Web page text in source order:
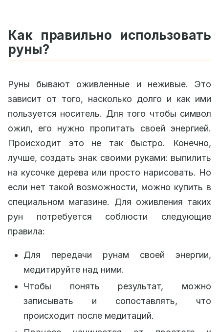
Как правильно использовать
руны?
Руны бывают оживленные и неживые. Это
зависит от того, насколько долго и как ими
пользуется носитель. Для того чтобы символ
ожил, его нужно пропитать своей энергией.
Происходит это не так быстро. Конечно,
лучше, создать знак своими руками: выпилить
на кусочке дерева или просто нарисовать. Но
если нет такой возможности, можно купить в
специальном магазине. Для оживления таких
рун потребуется соблюсти следующие
правила:
Для передачи рунам своей энергии,
медитируйте над ними.
Чтобы понять результат, можно
записывать и сопоставлять, что
происходит после медитаций.